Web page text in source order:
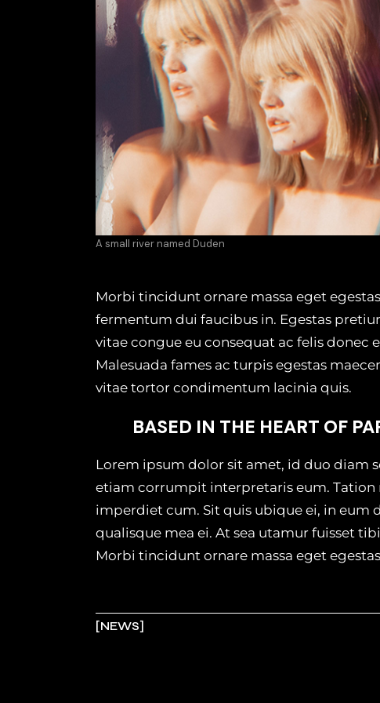
A small river named Duden
Morbi tincidunt ornare massa eget
fermentum dui faucibus in. Egestas
vitae congue eu consequat ac felis donec
Malesuada fames ac turpis egestas
vitae tortor condimentum lacinia quis.
BASED IN THE HEART OF
Lorem ipsum dolor sit amet, id duo diam
etiam corrumpit interpretaris eum.
imperdiet cum. Sit quis ubique ei, in eum
qualisque mea ei. At sea utamur fuisset
Morbi tincidunt ornare massa eget
NEWS